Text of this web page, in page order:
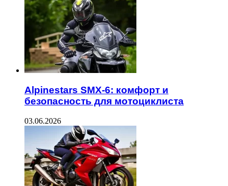
Alpinestars SMX-6: комфорт и
безопасность для мотоциклиста
03.06.2026